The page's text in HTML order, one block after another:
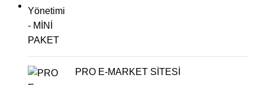
PRO E-MARKET SİTESİ